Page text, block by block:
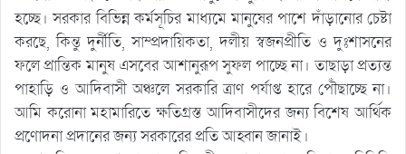
হচ্ছে। সরকার বিভিন্ন কর্মসূচির মাধ্যমে মানুষের পাশে দাঁড়ানোর চেষ্টা
করছে, কিন্তু দুর্নীতি, সাম্প্রদায়িকতা, দলীয় স্বজনপ্রীতি ও দুঃশাসনের
ফলে প্রান্তিক মানুষ এসবের আশানুরূপ সুফল পাচ্ছে না। তাছাড়া প্রত্যন্ত
পাহাড়ি ও আদিবাসী অঞ্চলে সরকারি ত্রাণ পর্যাপ্ত হারে পৌঁছাচ্ছে না।
আমি করোনা মহামারিতে ক্ষতিগ্রস্ত আদিবাসীদের জন্য বিশেষ আর্থিক
প্রণোদনা প্রদানের জন্য সরকারের প্রতি আহ্বান জানাই।